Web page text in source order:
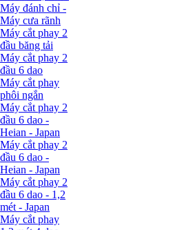
Máy đánh chỉ -
Máy cưa rãnh
Máy cắt phay 2
đầu băng tải
Máy cắt phay 2
đầu 6 dao
Máy cắt phay
phôi ngắn
Máy cắt phay 2
đầu 6 dao -
Heian - Japan
Máy cắt phay 2
đầu 6 dao -
Heian - Japan
Máy cắt phay 2
đầu 6 dao - 1,2
mét - Japan
Máy cắt phay